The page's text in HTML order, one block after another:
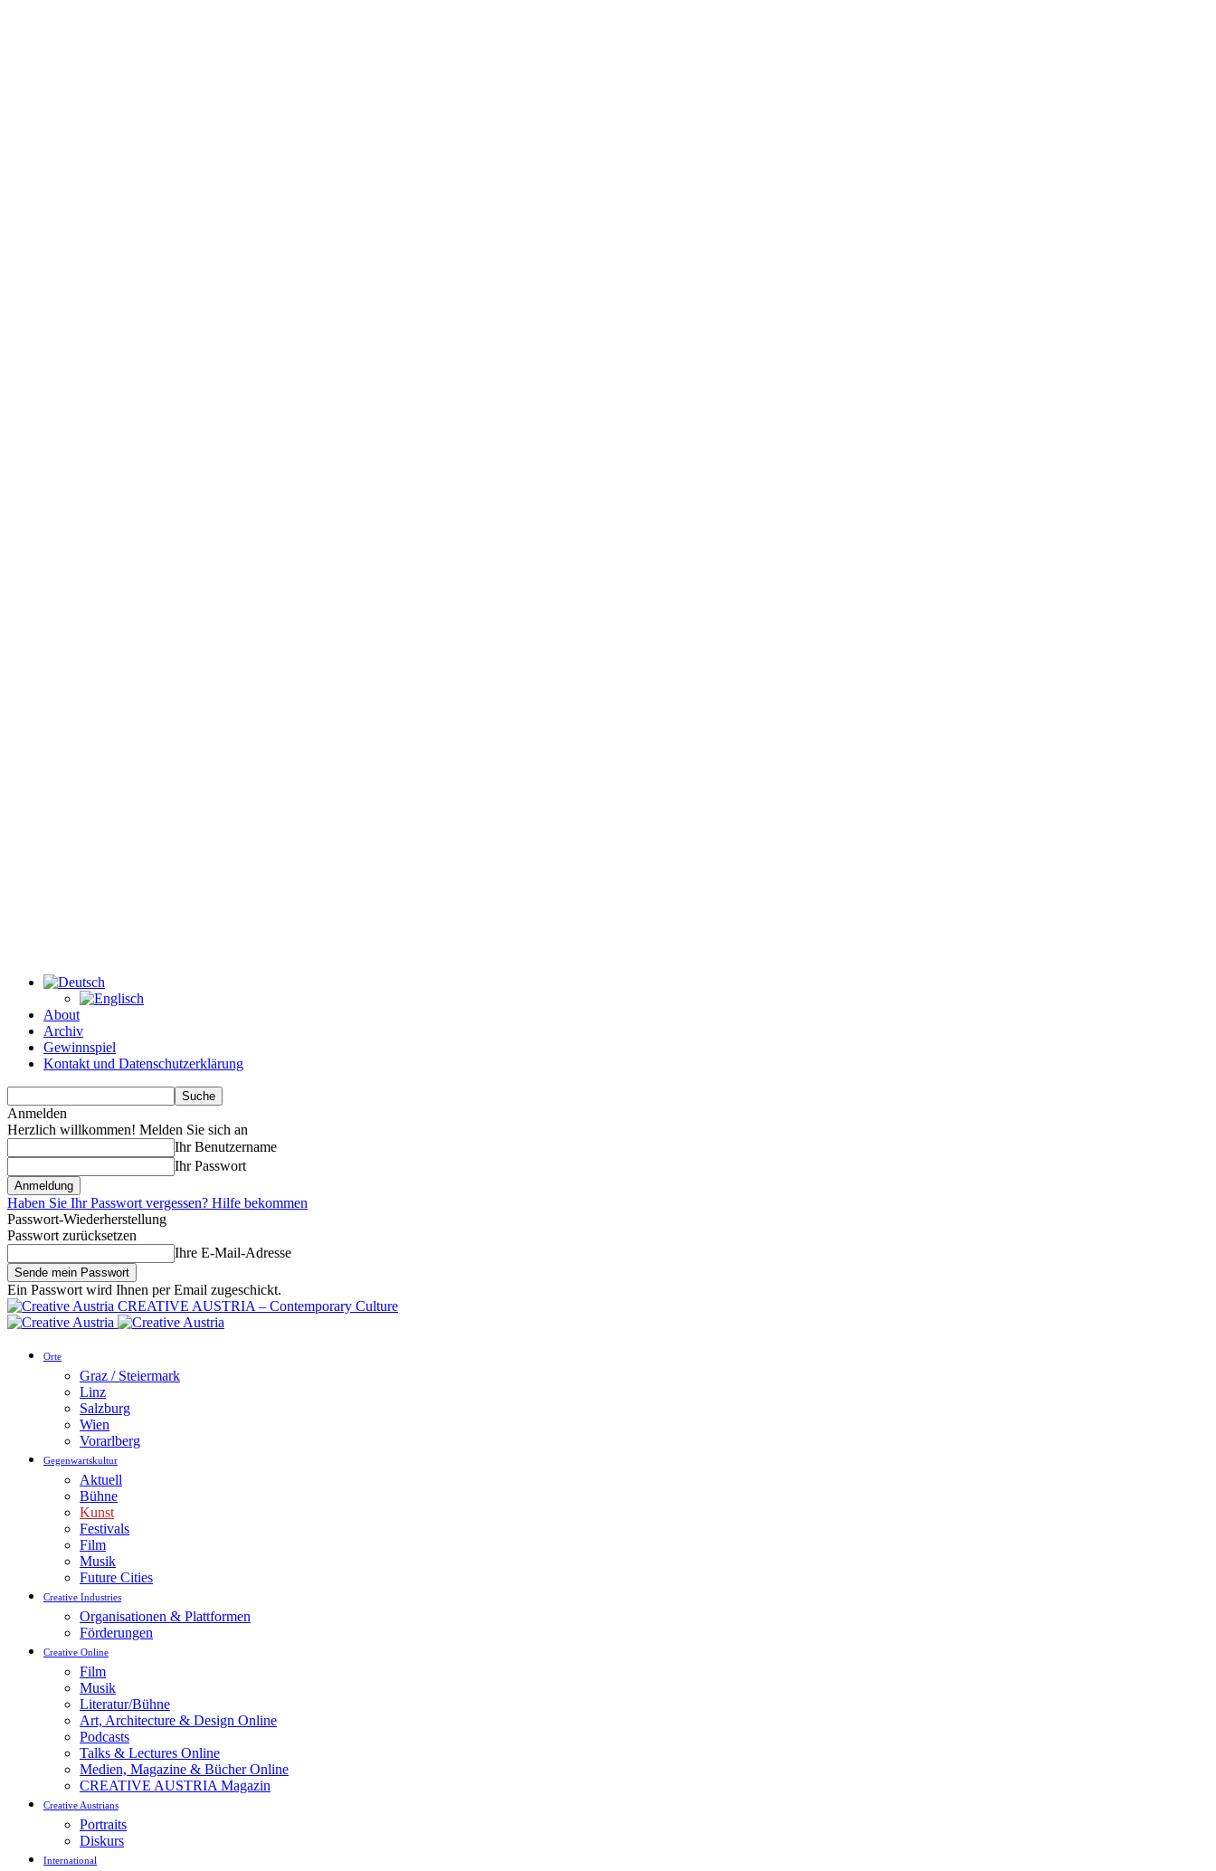
About
Archiv
Gewinnspiel
Kontakt und Datenschutzerklärung
Anmelden
Herzlich willkommen! Melden Sie sich an
Ihr Benutzername
Ihr Passwort
Haben Sie Ihr Passwort vergessen? Hilfe bekommen
Passwort-Wiederherstellung
Passwort zurücksetzen
Ihre E-Mail-Adresse
Ein Passwort wird Ihnen per Email zugeschickt.
CREATIVE AUSTRIA – Contemporary Culture
Orte
Graz / Steiermark
Linz
Salzburg
Wien
Vorarlberg
Gegenwartskultur
Aktuell
Bühne
Kunst
Festivals
Film
Musik
Future Cities
Creative Industries
Organisationen & Plattformen
Förderungen
Creative Online
Film
Musik
Literatur/Bühne
Art, Architecture & Design Online
Podcasts
Talks & Lectures Online
Medien, Magazine & Bücher Online
CREATIVE AUSTRIA Magazin
Creative Austrians
Portraits
Diskurs
International